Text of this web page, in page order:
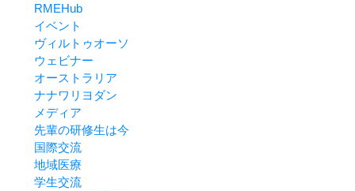
RMEHub
イベント
ヴィルトゥオーソ
ウェビナー
オーストラリア
ナナワリヨダン
メディア
先輩の研修生は今
国際交流
地域医療
学生交流